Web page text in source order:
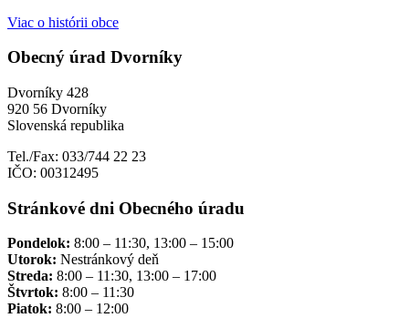
Viac o histórii obce
Obecný úrad Dvorníky
Dvorníky 428
920 56 Dvorníky
Slovenská republika
Tel./Fax: 033/744 22 23
IČO: 00312495
Stránkové dni Obecného úradu
Pondelok: 8:00 – 11:30, 13:00 – 15:00
Utorok: Nestránkový deň
Streda: 8:00 – 11:30, 13:00 – 17:00
Štvrtok: 8:00 – 11:30
Piatok: 8:00 – 12:00